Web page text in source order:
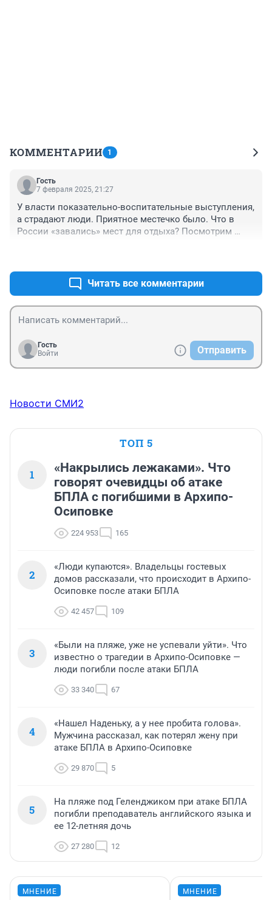
КОММЕНТАРИИ 1
Гость
7 февраля 2025, 21:27
У власти показательно-воспитательные выступления,
а страдают люди. Приятное местечко было. Что в
России «завались» мест для отдыха? Посмотрим
Читать все комментарии
Гость
Войти
Отправить
Новости СМИ2
ТОП 5
1
«Накрылись лежаками». Что
говорят очевидцы об атаке
БПЛА с погибшими в Архипо-
Осиповке
224 953 165
2
«Люди купаются». Владельцы гостевых
домов рассказали, что происходит в Архипо-
Осиповке после атаки БПЛА
42 457 109
3
«Были на пляже, уже не успевали уйти». Что
известно о трагедии в Архипо-Осиповке —
люди погибли после атаки БПЛА
33 340 67
4
«Нашел Наденьку, а у нее пробита голова».
Мужчина рассказал, как потерял жену при
атаке БПЛА в Архипо-Осиповке
29 870 5
5
На пляже под Геленджиком при атаке БПЛА
погибли преподаватель английского языка и
ее 12-летняя дочь
27 280 12
МНЕНИЕ МНЕНИЕ